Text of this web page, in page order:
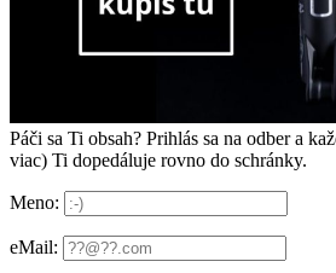
Páči sa Ti obsah? Prihlás sa na odber a
viac) Ti dopedáluje rovno do schránky.
Meno:
eMail: